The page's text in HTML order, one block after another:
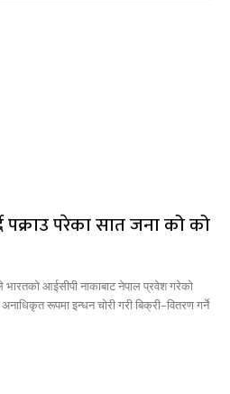
पक्राउ परेका सात जना को को
भारतको आईसीपी नाकाबाट नेपाल प्रवेश गरेको
रूपमा इन्धन चोरी गरी बिक्री–वितरण गर्ने